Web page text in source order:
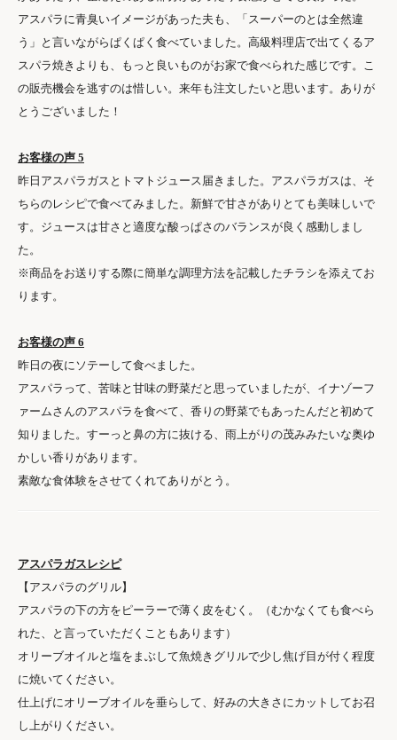
アスパラに青臭いイメージがあった夫も、「スーパーのとは全然違
う」と言いながらぱくぱく食べていました。高級料理店で出てくるア
スパラ焼きよりも、もっと良いものがお家で食べられた感じです。こ
の販売機会を逃すのは惜しい。来年も注文したいと思います。ありが
とうございました！
お客様の声 5
昨日アスパラガスとトマトジュース届きました。アスパラガスは、そ
ちらのレシピで食べてみました。新鮮で甘さがありとても美味しいで
す。ジュースは甘さと適度な酸っぱさのバランスが良く感動しまし
た。
※商品をお送りする際に簡単な調理方法を記載したチラシを添えてお
ります。
お客様の声 6
昨日の夜にソテーして食べました。
アスパラって、苦味と甘味の野菜だと思っていましたが、イナゾーフ
ァームさんのアスパラを食べて、香りの野菜でもあったんだと初めて
知りました。すーっと鼻の方に抜ける、雨上がりの茂みみたいな奥ゆ
かしい香りがあります。
素敵な食体験をさせてくれてありがとう。
アスパラガスレシピ
【アスパラのグリル】
アスパラの下の方をピーラーで薄く皮をむく。（むかなくても食べら
れた、と言っていただくこともあります）
オリーブオイルと塩をまぶして魚焼きグリルで少し焦げ目が付く程度
に焼いてください。
仕上げにオリーブオイルを垂らして、好みの大きさにカットしてお召
し上がりください。